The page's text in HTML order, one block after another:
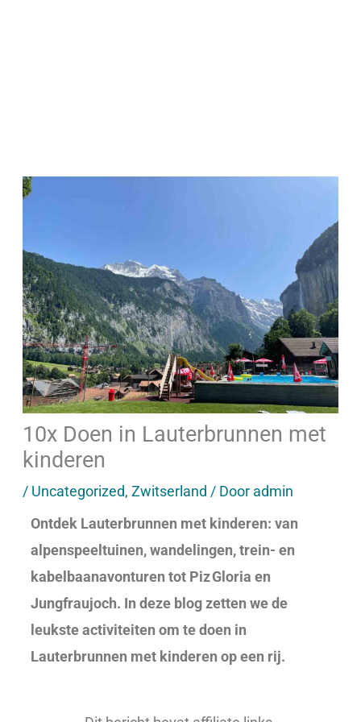
10x Doen in Lauterbrunnen met
kinderen
/ Uncategorized,Zwitserland / Door admin
Ontdek Lauterbrunnen met kinderen: van
alpenspeeltuinen, wandelingen, trein- en
kabelbaanavonturen tot Piz Gloria en
Jungfraujoch. In deze blog zetten we de
leukste activiteiten om te doen in
Lauterbrunnen met kinderen op een rij.